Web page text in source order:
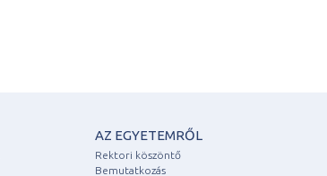
AZ EGYETEMRŐL
Rektori köszöntő
Bemutatkozás